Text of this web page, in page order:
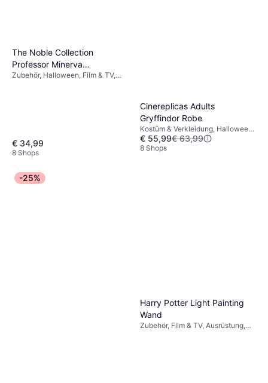
The Noble Collection
Professor Minerva
McGonagall´s Magic wand
Zubehör, Halloween, Film & TV,
€ 34,99
8 Shops
Cinereplicas Adults
Gryffindor Robe
Kostüm & Verkleidung, Halloween,
Film & TV, Unisex, Hexe, Zauberer
Harry Potter
€ 55,99€ 63,99
8 Shops
-25%
Harry Potter Light Painting
Wand
Zubehör, Film & TV, Ausrüstung,